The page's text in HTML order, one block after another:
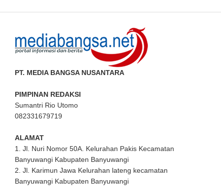
PT. MEDIA BANGSA NUSANTARA
PIMPINAN REDAKSI
Sumantri Rio Utomo
082331679719
ALAMAT
1. Jl. Nuri Nomor 50A. Kelurahan Pakis Kecamatan
Banyuwangi Kabupaten Banyuwangi
2. Jl. Karimun Jawa Kelurahan lateng kecamatan
Banyuwangi Kabupaten Banyuwangi